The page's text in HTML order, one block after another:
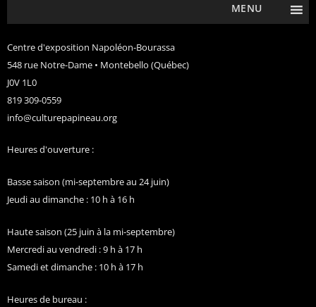
MENU
Centre d'exposition Napoléon-Bourassa
548 rue Notre-Dame • Montebello (Québec)
J0V 1L0
819 309-0559
info@culturepapineau.org
Heures d'ouverture :
Basse saison (mi-septembre au 24 juin)
Jeudi au dimanche : 10 h à 16 h
Haute saison (25 juin à la mi-septembre)
Mercredi au vendredi : 9 h à 17 h
Samedi et dimanche : 10 h à 17 h
Heures de bureau :